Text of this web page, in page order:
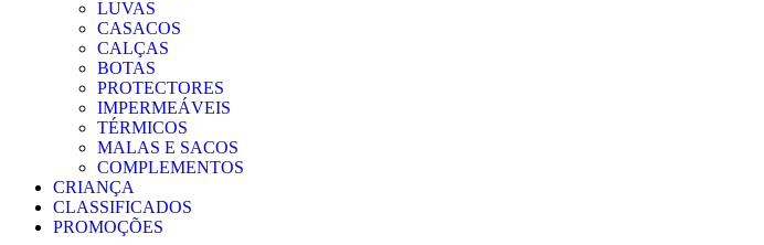
LUVAS
CASACOS
CALÇAS
BOTAS
PROTECTORES
IMPERMEÁVEIS
TÉRMICOS
MALAS E SACOS
COMPLEMENTOS
CRIANÇA
CLASSIFICADOS
PROMOÇÕES